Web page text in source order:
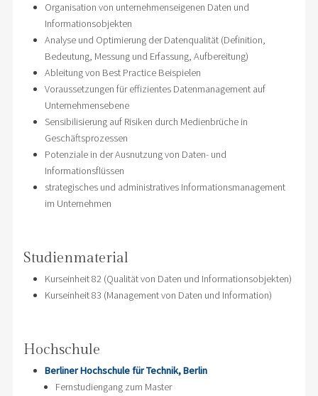
Organisation von unternehmenseigenen Daten und
Informationsobjekten
Analyse und Optimierung der Datenqualität (Definition,
Bedeutung, Messung und Erfassung, Aufbereitung)
Ableitung von Best Practice Beispielen
Voraussetzungen für effizientes Datenmanagement auf
Unternehmensebene
Sensibilisierung auf Risiken durch Medienbrüche in
Geschäftsprozessen
Potenziale in der Ausnutzung von Daten- und
Informationsflüssen
strategisches und administratives Informationsmanagement
im Unternehmen
Studienmaterial
Kurseinheit 82 (Qualität von Daten und Informationsobjekten)
Kurseinheit 83 (Management von Daten und Information)
Hochschule
Berliner Hochschule für Technik, Berlin
Fernstudiengang zum Master